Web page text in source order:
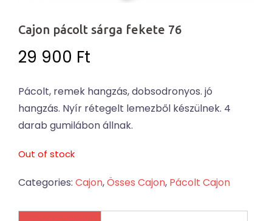
Cajon pácolt sárga fekete 76
29 900 Ft
Pácolt, remek hangzás, dobsodronyos. jó
hangzás. Nyír rétegelt lemezből készülnek. 4
darab gumilábon állnak.
Out of stock
Categories: Cajon,Össes Cajon, Pácolt Cajon